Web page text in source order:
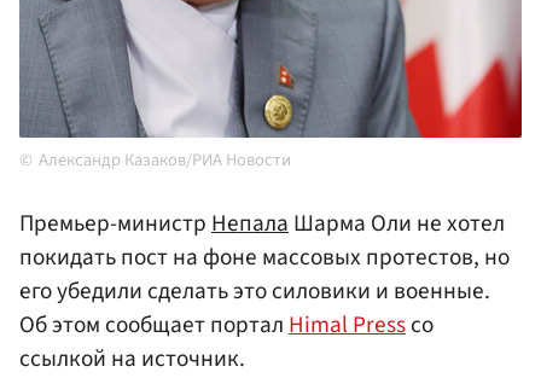
Александр Казаков/РИА Новости
Премьер-министрНепалаШарма Оли не хотел
покидать пост на фоне массовых протестов, но
его убедили сделать это силовики и военные.
Об этом сообщает порталHimal Pressсо
ссылкой на источник.